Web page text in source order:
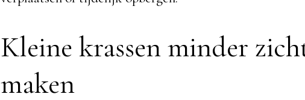
Kleine krassen minder
maken